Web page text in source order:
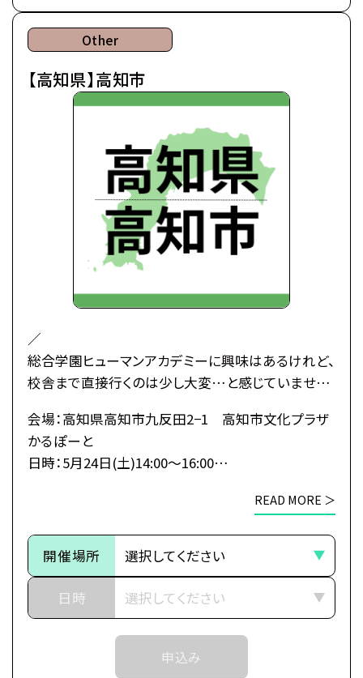
・学費・奨学金相談
・卒業後の進路 な
③各回定員に限りがございます。定員数は校舎毎に
異なります。
そのため、ご予約状況により、抽選等の対応をさせ
ていただく場合がございます。
④当日ご参加いただける方には校舎の職員より予約
確定のご連絡をいたします。
それまでは予約完了しておりませんので予めご了
Other
【高知県】高知市
／
総合学園ヒューマンアカデミーに興味はあるけれど、
校舎まで直接行くのは少し大変…と感じていません
そんな皆さんのために、私たちがあなたの街へ伺い
ます！
1日でヒューマンのすべてがわかる特別なオープンキ
ャンパスです。
▼出張オープンキャンパスに参加したら知れること
・カレッジ・専攻紹介
・シラバス・カリキュラム説明
・体験授業（アフレコ体験）
会場：高知県高知市九反田2−1 高知市文化プラザ
かるぽーと
日時：5月24日(土)14:00～16:00
9月20日(日)14:00～16:00
【注意事項】
①高知市での出張オープンキャンパスは大阪心斎橋
校講師・職員が担当いたします。
開催場所は「大阪心斎橋校」を選択してください。
READ MORE ＞
開催場所
日時
申込み